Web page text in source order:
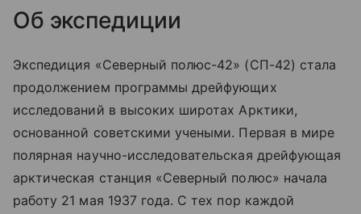
Об экспедиции
Экспедиция «Северный полюс-42» (СП-42) стала
продолжением программы дрейфующих
исследований в высоких широтах Арктики,
основанной советскими учеными. Первая в мире
полярная научно-исследовательская дрейфующая
арктическая станция «Северный полюс» начала
работу 21 мая 1937 года. С тех пор каждой